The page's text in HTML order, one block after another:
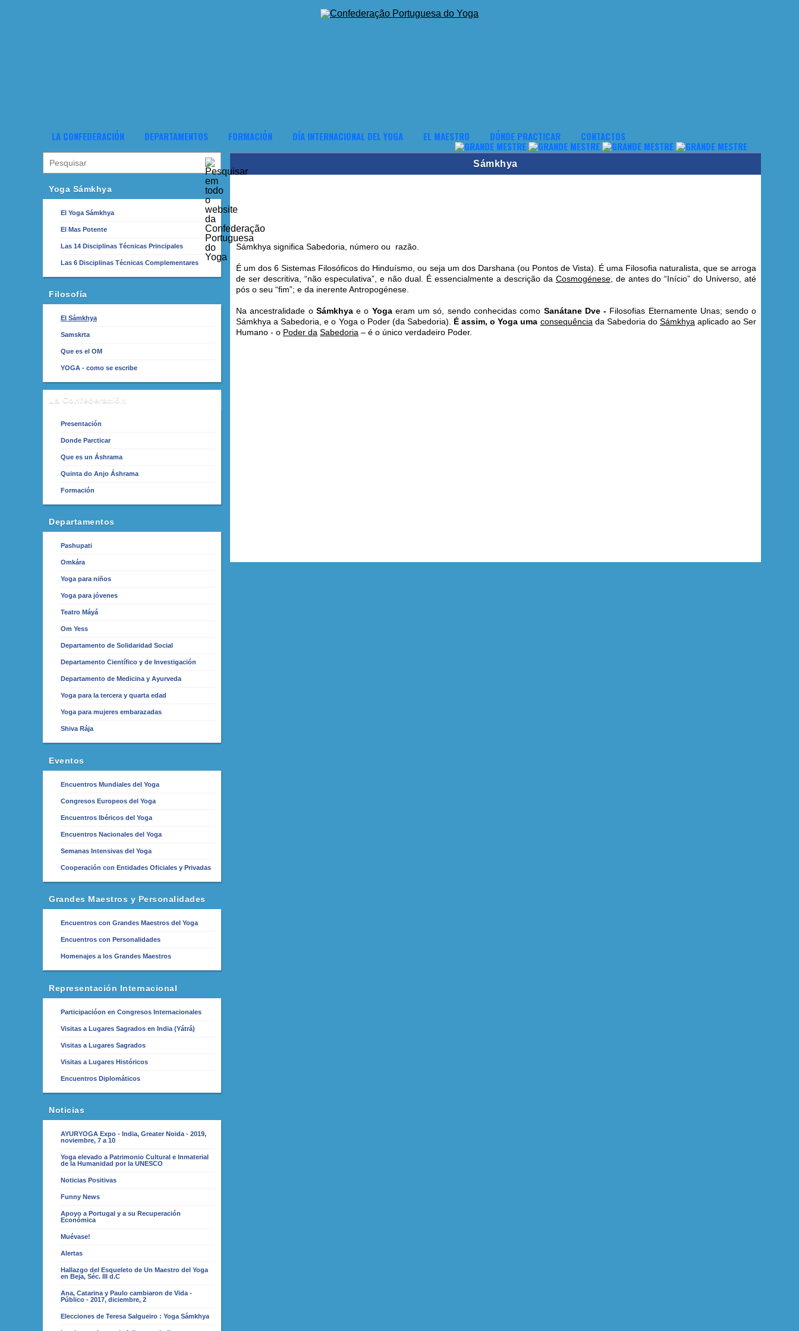
LA CONFEDERACIÓN DEPARTAMENTOS FORMACIÓN DÍA INTERNACIONAL DEL YOGA EL MAESTRO DÓNDE PRACTICAR CONTACTOS
Yoga Sámkhya
El Yoga Sámkhya
El Mas Potente
Las 14 Disciplinas Técnicas Principales
Las 6 Disciplinas Técnicas Complementares
Filosofía
El Sámkhya
Samskrta
Que es el OM
YOGA - como se escribe
La Confederación
Presentación
Donde Parcticar
Que es un Áshrama
Quinta do Anjo Áshrama
Formación
Departamentos
Pashupati
Omkára
Yoga para niños
Yoga para jóvenes
Teatro Máyá
Om Yess
Departamento de Solidaridad Social
Departamento Científico y de Investigación
Departamento de Medicina y Ayurveda
Yoga para la tercera y quarta edad
Yoga para mujeres embarazadas
Shiva Rája
Eventos
Encuentros Mundiales del Yoga
Congresos Europeos del Yoga
Encuentros Ibéricos del Yoga
Encuentros Nacionales del Yoga
Semanas Intensivas del Yoga
Cooperación con Entidades Oficiales y Privadas
Grandes Maestros y Personalidades
Encuentros con Grandes Maestros del Yoga
Encuentros con Personalidades
Homenajes a los Grandes Maestros
Representación Internacional
Participacióon en Congresos Internacionales
Visitas a Lugares Sagrados en India (Yátrá)
Visitas a Lugares Sagrados
Visitas a Lugares Históricos
Encuentros Diplomáticos
Noticias
AYURYOGA Expo - India, Greater Noida - 2019,
noviembre, 7 a 10
Yoga elevado a Patrimonio Cultural e Inmaterial
de la Humanidad por la UNESCO
Noticias Positivas
Funny News
Apoyo a Portugal y a su Recuperación
Económica
Muévase!
Alertas
Hallazgo del Esqueleto de Un Maestro del Yoga
en Beja, Séc. III d.C
Ana, Catarina y Paulo cambiaron de Vida -
Público - 2017, diciembre, 2
Elecciones de Teresa Salgueiro : Yoga Sámkhya
Sámkhya
Sámkhya significa Sabedoria, número ou razão.
É um dos 6 Sistemas Filosóficos do Hinduísmo, ou seja um dos Darshana (ou Pontos de Vista). É uma Filosofia naturalista, que se arroga
de ser descritiva, “não especulativa”, e não dual. É essencialmente a descrição da Cosmogénese, de antes do “Início” do Universo, até
pós o seu “fim”; e da inerente Antropogénese.
Na ancestralidade o Sámkhyae o Yogaeram um só, sendo conhecidas como Sanátane Dve - Filosofias Eternamente Unas; sendo o
Sámkhya a Sabedoria, e o Yoga o Poder (da Sabedoria). É assim, o Yoga uma consequência da Sabedoria doSámkhya aplicado ao Ser
Humano - o Poder da Sabedoria – é o único verdadeiro Poder.